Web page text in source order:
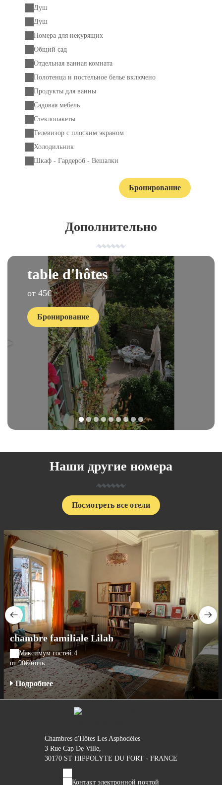
Душ
Душ
Номера для некурящих
Общий сад
Отдельная ванная комната
Полотенца и постельное белье включено
Продукты для ванны
Садовая мебель
Стеклопакеты
Телевизор с плоским экраном
Холодильник
Шкаф - Гардероб - Вешалки
Бронирование
Дополнительно
table d'hôtes
oт 45€
Бронирование
1 2 3 4 5 6 7
Наши другие номера
Посмотреть все отели
chambre familiale Lilah
Максимум гостей:4
oт 90€/ночь
Подробнее
Chambres d'Hôtes Les Asphodèles
3 Rue Cap De Ville,
30170 ST HIPPOLYTE DU FORT - FRANCE
Контакт электронной почтой